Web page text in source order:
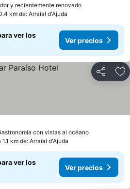
y recientemente renovado
km de: Arraial d'Ajuda
ver los
Ver precios
Compartir
con vistas al océano
1.1 km de: Arraial d'Ajuda
ver los
Ver precios